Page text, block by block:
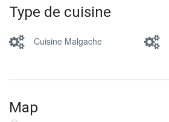
Type de cuisine
Cuisine Malgache
Map